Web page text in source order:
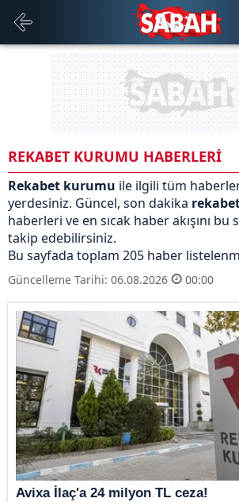
REKABET KURUMU HABERLERİ
Rekabet kurumu ile ilgili tüm
yerdesiniz. Güncel, son dakika
haberleri ve en sıcak haber akışını
takip edebilirsiniz.
Bu sayfada toplam 205 haber
Güncelleme Tarihi: 06.08.2026 00:00
Avixa İlaç'a 24 milyon TL ceza!